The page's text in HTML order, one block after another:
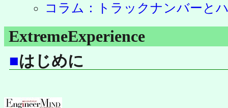
コラム：トラックナンバーと
ExtremeExperience
■はじめに